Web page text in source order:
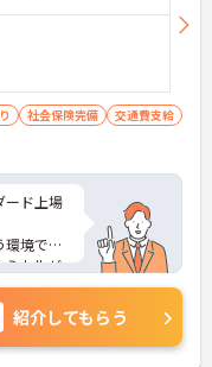
社会保険完備
交通費支給
ード上場
環境で
う文化が
、さら
ださ
紹介してもらう